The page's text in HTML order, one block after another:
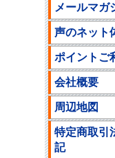
メールマガ
声のネット
ポイントご
会社概要
周辺地図
特定商取引
記